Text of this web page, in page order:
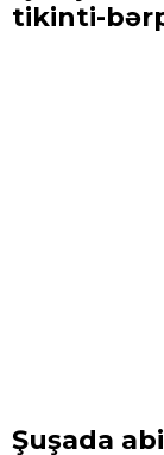
tikinti-
Şuşada